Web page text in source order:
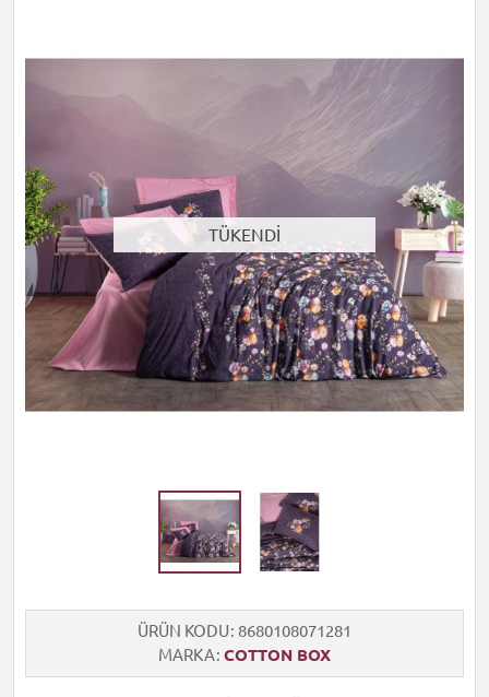
TÜKENDİ
ÜRÜN KODU 8680108071281
MARKA COTTON BOX